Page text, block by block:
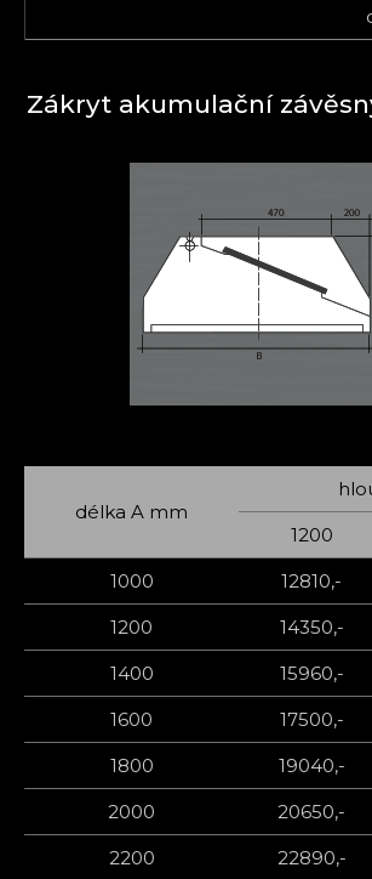
Zákryt akumulační
délka A mm
1200
1000
12810,-
1200
14350,-
1400
15960,-
1600
17500,-
1800
19040,-
2000
20650,-
2200
22890,-